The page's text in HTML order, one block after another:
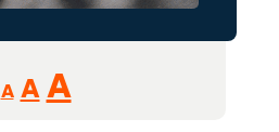
A
Reducir
tamaño
A Restablecer
AAumentar